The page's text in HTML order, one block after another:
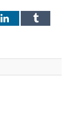
LinkedInTumblr